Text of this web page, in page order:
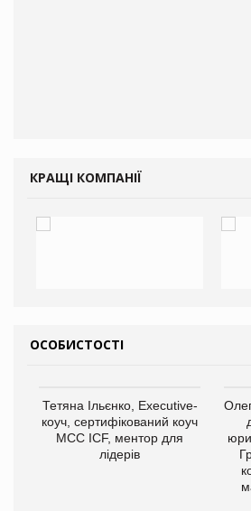
КРАЩІ КОМПАНІЇ
ОСОБИСТОСТІ
Тетяна Ільєнко, Executive-
коуч, сертифікований коуч
МСС ICF, ментор для
лідерів